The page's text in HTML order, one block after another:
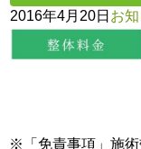
2016年4月20日 お
※「免責事項」施